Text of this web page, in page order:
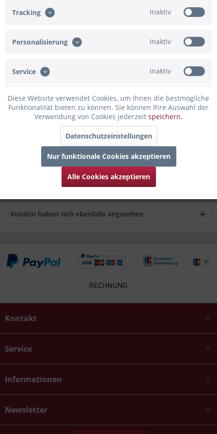
Artikel-Nr.:
Beschreibung
Bewertungen
0
Bewertungen lesen, schreiben und diskutieren...mehr
Infos zum Hersteller
Folgende Infos zum Hersteller sind verfübar......
Kunden kauften auch
Kunden haben sich ebenfalls angesehen
Kontakt
Service
Informationen
Newsletter
Tracking Inaktiv
Personalisierung Inaktiv
Service Inaktiv
Diese Website verwendet Cookies, um Ihnen die bestmögliche
Funktionalität bieten zu können. Sie können Ihre Auswahl der
Verwendung von Cookies jederzeit speichern.
Datenschutzeinstellungen
Nur funktionale Cookies akzeptieren
Alle Cookies akzeptieren